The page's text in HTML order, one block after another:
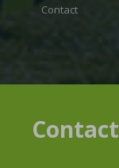
Contact
Contact